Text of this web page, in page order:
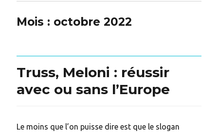
Mois : octobre 2022
Truss, Meloni : réussir
avec ou sans l’Europe
Le moins que l’on puisse dire est que le slogan